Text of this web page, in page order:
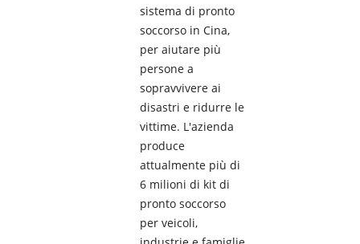
sistema di pronto
soccorso in Cina,
per aiutare più
persone a
sopravvivere ai
disastri e ridurre le
vittime. L'azienda
produce
attualmente più di
6 milioni di kit di
pronto soccorso
per veicoli,